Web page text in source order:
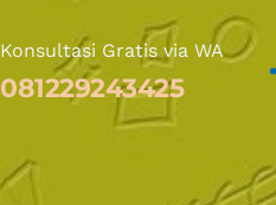
Konsultasi Gratis via WA
081229243425